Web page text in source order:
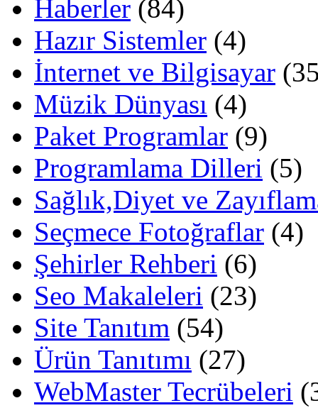
Haberler (84)
Hazır Sistemler (4)
İnternet ve Bilgisayar
Müzik Dünyası (4)
Paket Programlar (9)
Programlama Dilleri (5)
Sağlık,Diyet ve
Seçmece Fotoğraflar (4)
Şehirler Rehberi (6)
Seo Makaleleri (23)
Site Tanıtım (54)
Ürün Tanıtımı (27)
WebMaster Tecrübeleri